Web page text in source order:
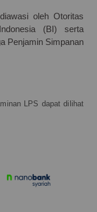
oleh Otoritas
(BI) serta
Penjamin Simpanan
LPS dapat dilihat